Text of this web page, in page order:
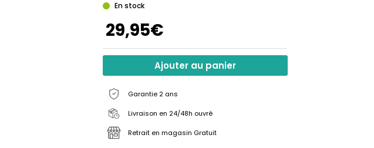
En stock
29,95€
Ajouter au panier
Garantie 2 ans
Livraison en 24/48h ouvré
Retrait en magasin Gratuit